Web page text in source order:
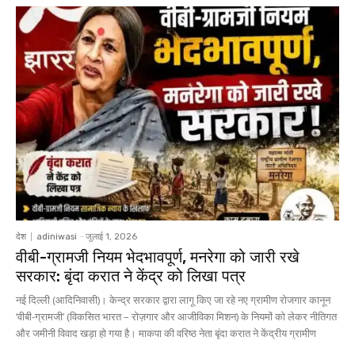
देश adiniwasi - जुलाई 1, 2026
वीबी-ग्रामजी नियम भेदभावपूर्ण, मनरेगा को जारी रखे
सरकार: बृंदा करात ने केंद्र को लिखा पत्र
नई दिल्ली (आदिनिवासी)। केन्द्र सरकार द्वारा लागू किए जा रहे नए ग्रामीण रोजगार कानून
‘वीबी-ग्रामजी’ (विकसित भारत – रोज़गार और आजीविका मिशन) के नियमों को लेकर नीतिगत
और जमीनी विवाद खड़ा हो गया है। माकपा की वरिष्ठ नेता बृंदा करात ने केंद्रीय ग्रामीण